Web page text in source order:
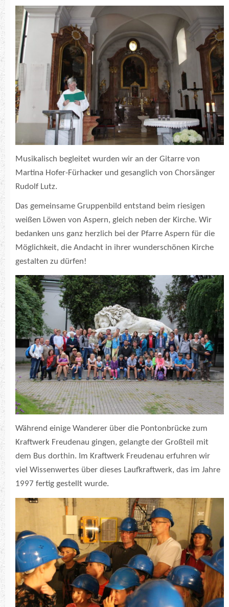
Musikalisch begleitet wurden wir an der Gitarre von
Martina Hofer-Fürhacker und gesanglich von Chorsänger
Rudolf Lutz.
Das gemeinsame Gruppenbild entstand beim riesigen
weißen Löwen von Aspern, gleich neben der Kirche. Wir
bedanken uns ganz herzlich bei der Pfarre Aspern für die
Möglichkeit, die Andacht in ihrer wunderschönen Kirche
gestalten zu dürfen!
Während einige Wanderer über die Pontonbrücke zum
Kraftwerk Freudenau gingen, gelangte der Großteil mit
dem Bus dorthin. Im Kraftwerk Freudenau erfuhren wir
viel Wissenwertes über dieses Laufkraftwerk, das im Jahre
1997 fertig gestellt wurde.